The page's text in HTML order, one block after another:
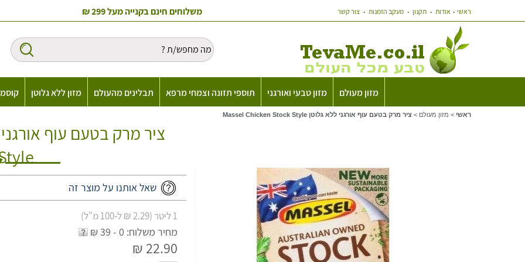
ראשי אודות תקנון מעקב הזמנות צור קשר משלוחים חינם בקנייה מעל 299 ₪
מזון מעולם מזון טבעי ואורגני תוספי תזונה וצמחי מרפא תבלינים מהעולם מזון ללא גלוטן
ראשי > מזון מעולם > ציר מרק בטעם עוף אורגני ללא גלוטן Massel Chicken Stock Style
שאל אותנו על מוצר זה
1 ליטר (2.29 ₪ ל-100 מ"ל)
מחיר משלוח: 0 - 39 ₪
22.90 ₪